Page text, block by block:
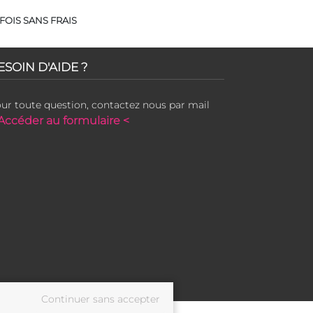
SANS FRAIS
D'AIDE ?
toute question, contactez nous par mail
au formulaire <